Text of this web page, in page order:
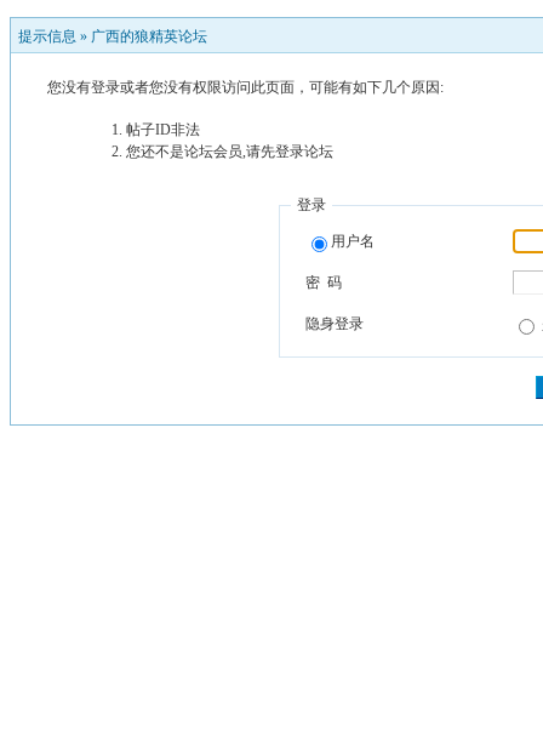
提示信息 » 广西的狼精英论坛
您没有登录或者您没有权限访问此页面，可能有如下几个原因:
帖子ID非法
您还不是论坛会员,请先登录论坛
登录
用户名
密 码
隐身登录